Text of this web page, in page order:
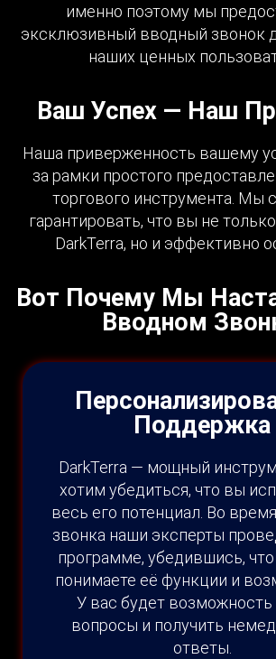
именно поэтому мы
эксклюзивный вводный звонок
наших ценных
Ваш Успех — Наш
Наша приверженность вашему
за рамки простого
торгового инструмента. Мы
гарантировать, что вы не
DarkTerra, но и эффективно
Вот Почему Мы
Вводном
Поддержка
DarkTerra — мощный
хотим убедиться, что вы
весь его потенциал. Во
звонка наши эксперты
программе, убедившись,
понимаете её функции и
У вас будет возможность
вопросы и получить
ответы.